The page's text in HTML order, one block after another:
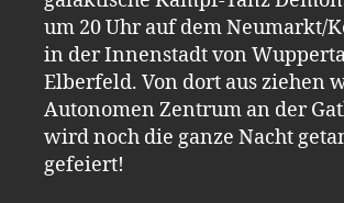
um 20 Uhr auf dem Neumarkt/
in der Innenstadt von
Elberfeld. Von dort aus ziehen
Autonomen Zentrum an der
wird noch die ganze Nacht
gefeiert!